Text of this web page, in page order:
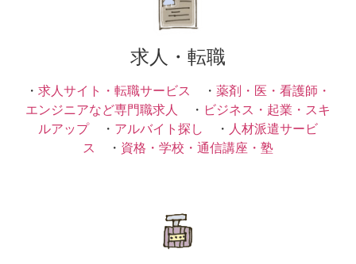
求人・転職
・ 求人サイト・転職サービス ・ 薬剤・医・看護師・
エンジニアなど専門職求人
・ ビジネス・起業・スキ
ルアップ・ アルバイト探し ・ 人材派遣サービ
ス ・ 資格・学校・通信講座・塾